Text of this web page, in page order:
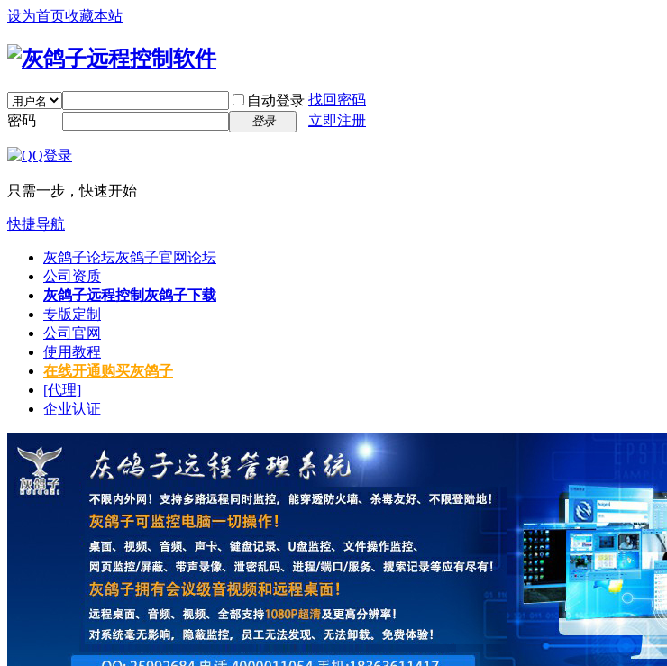
设为首页收藏本站
自动登录 找回密码
密码
登录 立即注册
只需一步，快速开始
快捷导航
灰鸽子论坛灰鸽子官网论坛
公司资质
灰鸽子远程控制 灰鸽子下载
专版定制
公司官网
使用教程
在线开通购买灰鸽子
[代理]
企业认证